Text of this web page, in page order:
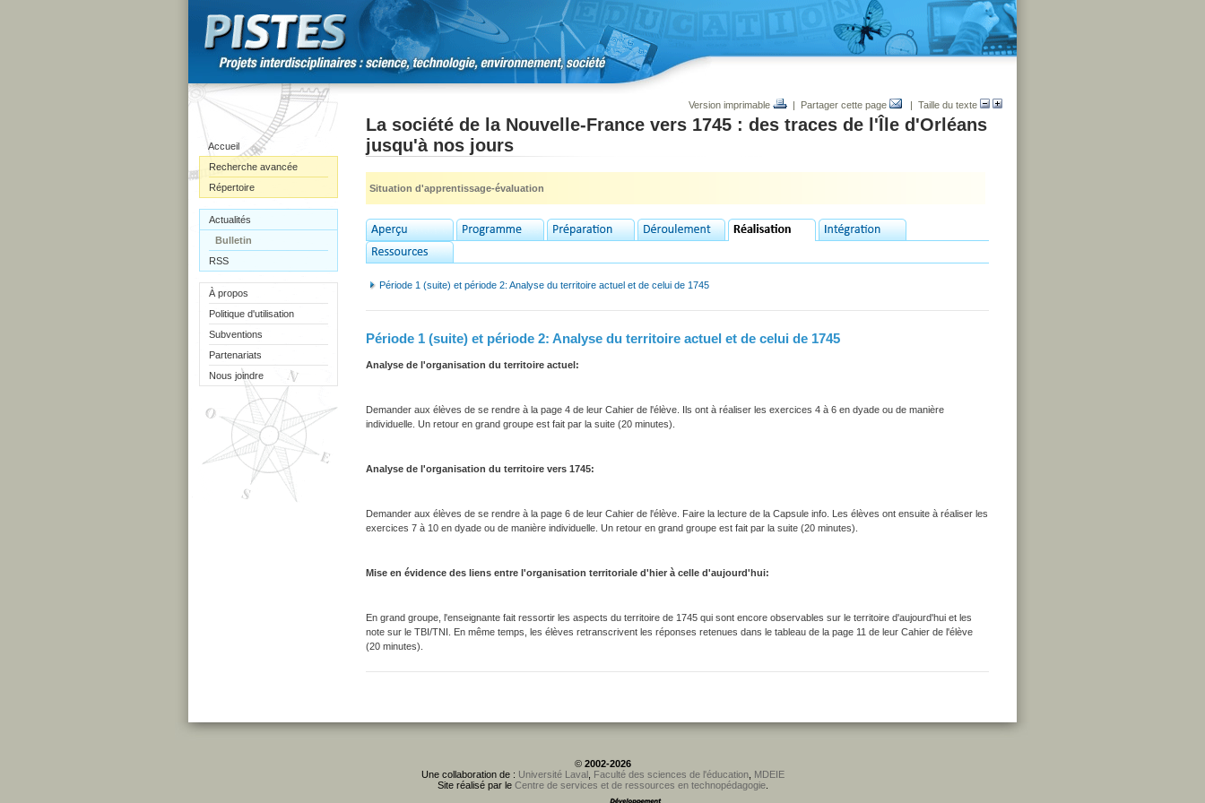
Accueil
Recherche avancée
Répertoire
Actualités
Bulletin
RSS
À propos
Politique d'utilisation
Subventions
Partenariats
Nous joindre
Version imprimable | Partager cette page | Taille du texte
La société de la Nouvelle-France vers 1745 : des traces de l'Île d'Orléans
jusqu'à nos jours
Situation d'apprentissage-évaluation
Période 1 (suite) et période 2: Analyse du territoire actuel et de celui de 1745
Période 1 (suite) et période 2: Analyse du territoire actuel et de celui de 1745
Analyse de l'organisation du territoire actuel:
Demander aux élèves de se rendre à la page 4 de leur Cahier de l'élève. Ils ont à réaliser les exercices 4 à 6 en dyade ou de manière
individuelle. Un retour en grand groupe est fait par la suite (20 minutes).
Analyse de l'organisation du territoire vers 1745:
Demander aux élèves de se rendre à la page 6 de leur Cahier de l'élève. Faire la lecture de la Capsule info. Les élèves ont ensuite à réaliser les
exercices 7 à 10 en dyade ou de manière individuelle. Un retour en grand groupe est fait par la suite (20 minutes).
Mise en évidence des liens entre l'organisation territoriale d'hier à celle d'aujourd'hui:
En grand groupe, l'enseignante fait ressortir les aspects du territoire de 1745 qui sont encore observables sur le territoire d'aujourd'hui et les
note sur le TBI/TNI. En même temps, les élèves retranscrivent les réponses retenues dans le tableau de la page 11 de leur Cahier de l'élève
(20 minutes).
© 2002-2026
Une collaboration de : Université Laval, Faculté des sciences de l'éducation, MDEIE
Site réalisé par le Centre de services et de ressources en technopédagogie.